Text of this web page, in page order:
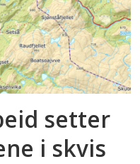
setter
i skvis